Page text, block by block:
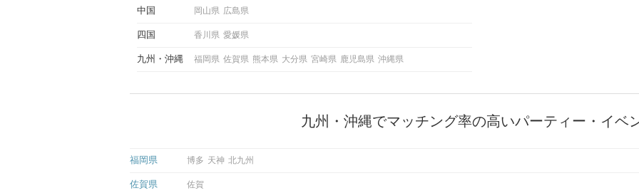
中国 岡山県 広島県
四国 香川県 愛媛県
九州 沖縄 福岡県 佐賀県 熊本県 大分県 宮崎県 鹿児島県 沖縄県
九州・沖縄でマッチング率の高いパーティー・イベ
福岡県 博多 天神 北九州
佐賀県 佐賀